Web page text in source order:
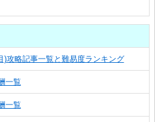
)攻略記事一覧と難易度ランキング
一覧
一覧